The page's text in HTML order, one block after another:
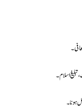
تبلیغ اسلام۔
ہونا۔